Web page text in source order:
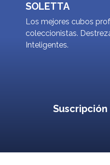
SOLETTA
Los mejores cubos
coleccionistas.
Inteligentes.
Suscripción